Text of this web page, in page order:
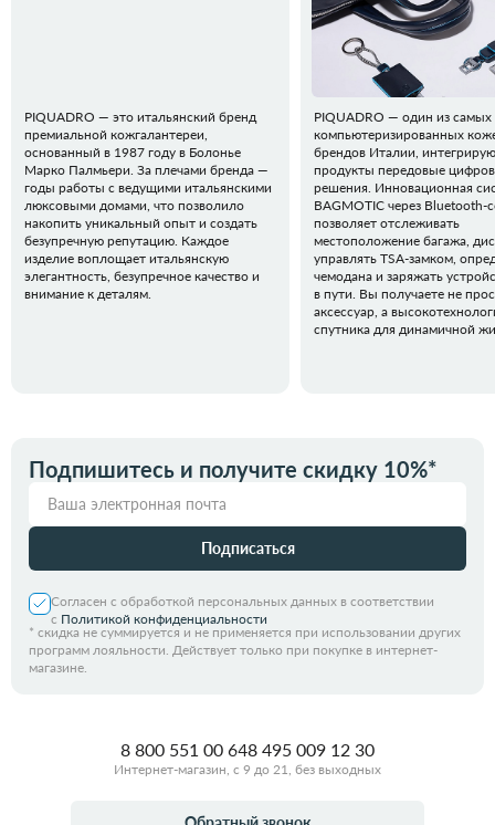
PIQUADRO — это итальянский бренд
премиальной кожгалантереи,
основанный в 1987 году в Болонье
Марко Палмьери. За плечами бренда —
годы работы с ведущими итальянскими
люксовыми домами, что позволило
накопить уникальный опыт и создать
безупречную репутацию. Каждое
изделие воплощает итальянскую
элегантность, безупречное качество и
внимание к деталям.
PIQUADRO — один из самых
компьютеризированных
брендов Италии,
продукты передовые
решения. Инновационная
BAGMOTIC через Bluetooth-
позволяет отслеживать
местоположение багажа,
управлять TSA-замком,
чемодана и заряжать
в пути. Вы получаете не
аксессуар, а
спутника для динамичной
Подпишитесь и получите скидку 10%*
Подписаться
Согласен с обработкой персональных данных в соответствии
с Политикой конфиденциальности
* скидка не суммируется и не применяется при использовании других
программ лояльности. Действует только при покупке в интернет-
магазине.
8 800 551 00 648 495 009 12 30
Интернет-магазин, с 9 до 21, без выходных